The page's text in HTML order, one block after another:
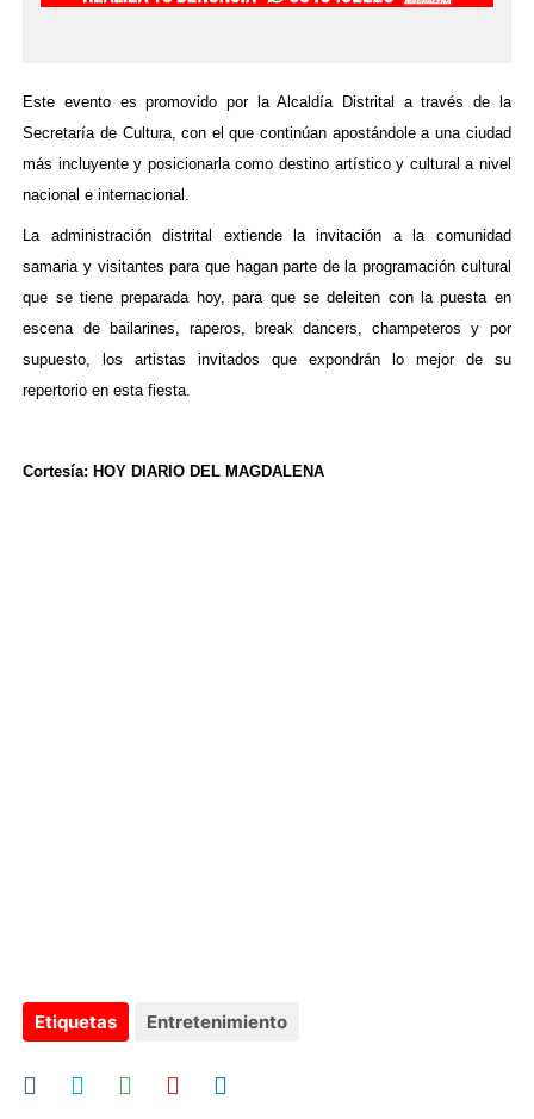
Este evento es promovido por la Alcaldía Distrital a través de la
Secretaría de Cultura, con el que continúan apostándole a una ciudad
más incluyente y posicionarla como destino artístico y cultural a nivel
nacional e internacional.
La administración distrital extiende la invitación a la comunidad
samaria y visitantes para que hagan parte de la programación cultural
que se tiene preparada hoy, para que se deleiten con la puesta en
escena de bailarines, raperos, break dancers, champeteros y por
supuesto, los artistas invitados que expondrán lo mejor de su
repertorio en esta fiesta.
Cortesía: HOY DIARIO DEL MAGDALENA
Etiquetas Entretenimiento